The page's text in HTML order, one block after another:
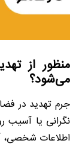
منظور از
می‌شود؟
جرم تهدید در
نگرانی یا آسیب
اطلاعات شخصی،